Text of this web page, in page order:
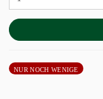
NUR NOCH WENIGE